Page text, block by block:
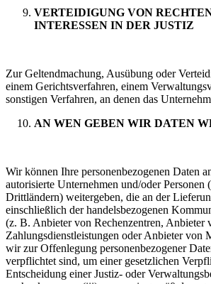
VERTEIDIGUNG VON
INTERESSEN IN DER JUSTIZ
Zur Geltendmachung, Ausübung oder
einem Gerichtsverfahren, einem
sonstigen Verfahren, an denen das
AN WEN GEBEN WIR DATEN
Wir können Ihre personenbezogenen Daten
autorisierte Unternehmen und/oder Personen
Drittländern) weitergeben, die an der
einschließlich der handelsbezogenen
(z. B. Anbieter von Rechenzentren, Anbieter
Zahlungsdienstleistungen oder Anbieter von
wir zur Offenlegung personenbezogener
verpflichtet sind, um einer gesetzlichen
Entscheidung einer Justiz- oder